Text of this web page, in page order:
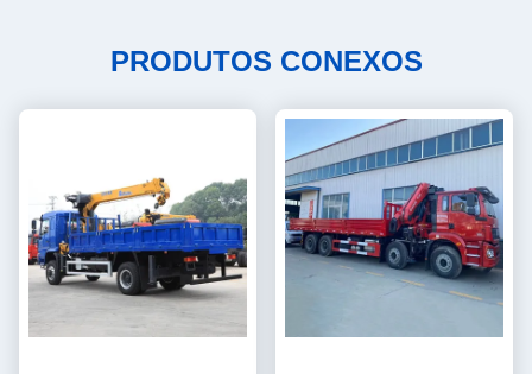
PRODUTOS CONEXOS